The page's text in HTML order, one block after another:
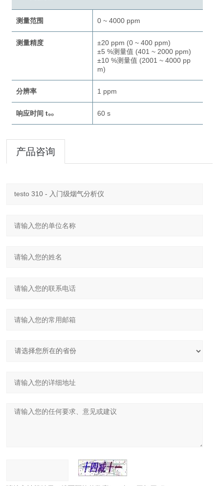
测量范围 0 ~ 4000 ppm
测量精度
±20 ppm (0 ~ 400 ppm)
±5 %测量值 (401 ~ 2000 ppm)
±10 %测量值 (2001 ~ 4000 pp
m)
分辨率 1 ppm
响应时间 t₉₀ 60 s
产品咨询